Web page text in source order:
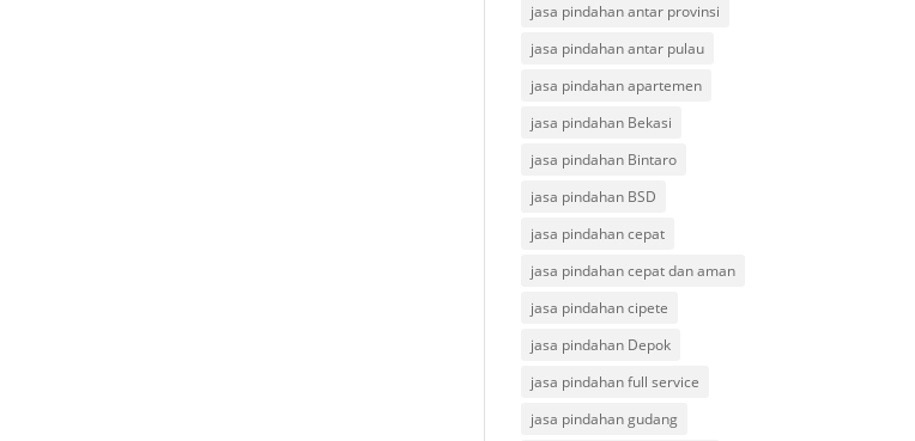
jasa pindahan antar provinsi
jasa pindahan antar pulau
jasa pindahan apartemen
jasa pindahan Bekasi
jasa pindahan Bintaro
jasa pindahan BSD
jasa pindahan cepat
jasa pindahan cepat dan aman
jasa pindahan cipete
jasa pindahan Depok
jasa pindahan full service
jasa pindahan gudang